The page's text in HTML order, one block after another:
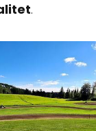
.